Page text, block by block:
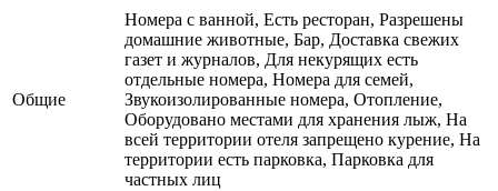
Общие
Номера с ванной, Есть ресторан, Разрешены
домашние животные, Бар, Доставка свежих
газет и журналов, Для некурящих есть
отдельные номера, Номера для семей,
Звукоизолированные номера, Отопление,
Оборудовано местами для хранения лыж, На
всей территории отеля запрещено курение, На
территории есть парковка, Парковка для
частных лиц